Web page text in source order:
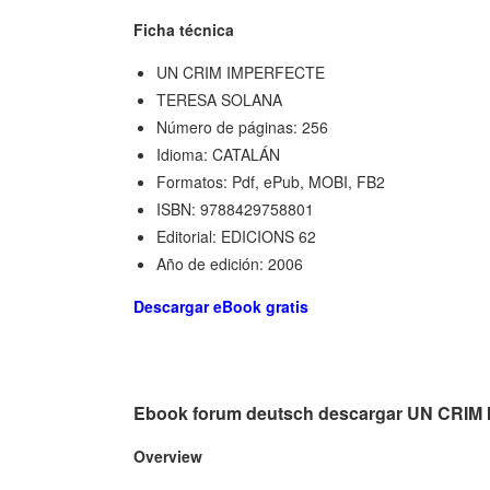
Ficha técnica
UN CRIM IMPERFECTE
TERESA SOLANA
Número de páginas: 256
Idioma: CATALÁN
Formatos: Pdf, ePub, MOBI, FB2
ISBN: 9788429758801
Editorial: EDICIONS 62
Año de edición: 2006
Descargar eBook gratis
Ebook forum deutsch descargar UN CRIM
Overview